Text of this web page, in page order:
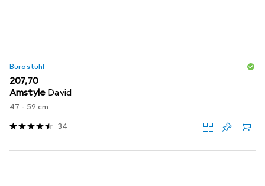
Bürostuhl
EUR
207,70
Amstyle David
47 - 59 cm
34